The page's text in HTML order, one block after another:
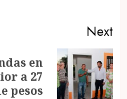
Next
en
a 27
pesos